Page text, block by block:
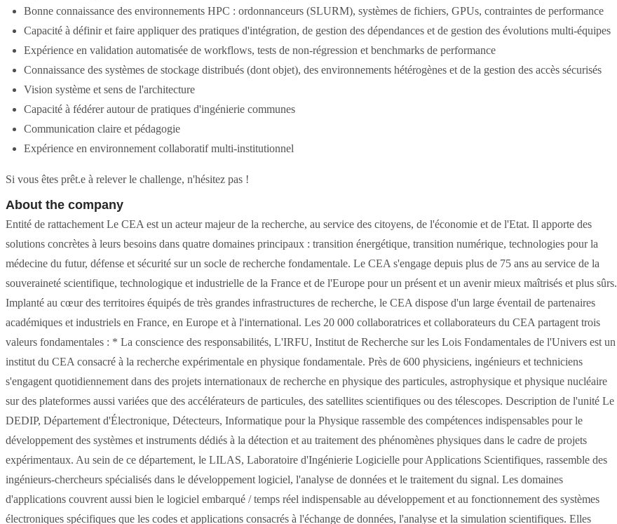
Bonne connaissance des environnements HPC : ordonnanceurs (SLURM), systèmes de fichiers, GPUs, contraintes de performance
Capacité à définir et faire appliquer des pratiques d'intégration, de gestion des dépendances et de gestion des évolutions multi-équipes
Expérience en validation automatisée de workflows, tests de non-régression et benchmarks de performance
Connaissance des systèmes de stockage distribués (dont objet), des environnements hétérogènes et de la gestion des accès sécurisés
Vision système et sens de l'architecture
Capacité à fédérer autour de pratiques d'ingénierie communes
Communication claire et pédagogie
Expérience en environnement collaboratif multi-institutionnel
Si vous êtes prêt.e à relever le challenge, n'hésitez pas !
About the company
Entité de rattachement Le CEA est un acteur majeur de la recherche, au service des citoyens, de l'économie et de l'Etat. Il apporte des
solutions concrètes à leurs besoins dans quatre domaines principaux : transition énergétique, transition numérique, technologies pour la
médecine du futur, défense et sécurité sur un socle de recherche fondamentale. Le CEA s'engage depuis plus de 75 ans au service de la
souveraineté scientifique, technologique et industrielle de la France et de l'Europe pour un présent et un avenir mieux maîtrisés et plus sûrs.
Implanté au cœur des territoires équipés de très grandes infrastructures de recherche, le CEA dispose d'un large éventail de partenaires
académiques et industriels en France, en Europe et à l'international. Les 20 000 collaboratrices et collaborateurs du CEA partagent trois
valeurs fondamentales : * La conscience des responsabilités, L'IRFU, Institut de Recherche sur les Lois Fondamentales de l'Univers est un
institut du CEA consacré à la recherche expérimentale en physique fondamentale. Près de 600 physiciens, ingénieurs et techniciens
s'engagent quotidiennement dans des projets internationaux de recherche en physique des particules, astrophysique et physique nucléaire
sur des plateformes aussi variées que des accélérateurs de particules, des satellites scientifiques ou des télescopes. Description de l'unité Le
DEDIP, Département d'Électronique, Détecteurs, Informatique pour la Physique rassemble des compétences indispensables pour le
développement des systèmes et instruments dédiés à la détection et au traitement des phénomènes physiques dans le cadre de projets
expérimentaux. Au sein de ce département, le LILAS, Laboratoire d'Ingénierie Logicielle pour Applications Scientifiques, rassemble des
ingénieurs-chercheurs spécialisés dans le développement logiciel, l'analyse de données et le traitement du signal. Les domaines
d'applications couvrent aussi bien le logiciel embarqué / temps réel indispensable au développement et au fonctionnement des systèmes
électroniques spécifiques que les codes et applications consacrés à l'échange de données, l'analyse et la simulation scientifiques. Elles